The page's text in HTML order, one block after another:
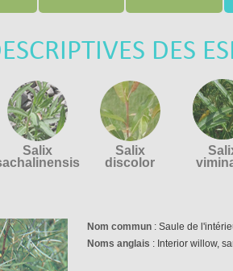
DES
Salix Salix
discolor
Nom commun: Saule de
Noms anglais : Interior willow,